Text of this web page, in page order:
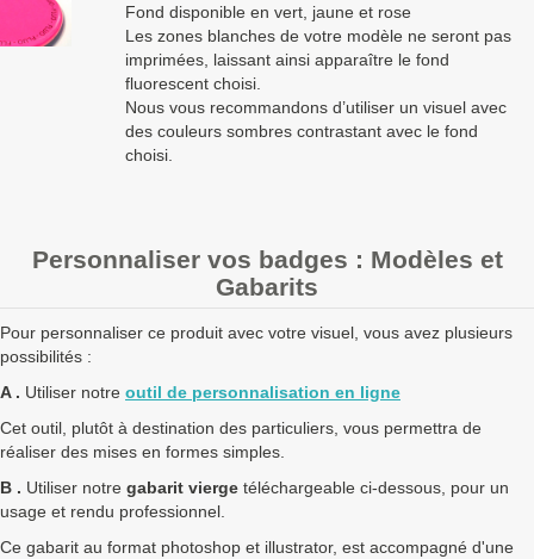
Fond disponible en vert, jaune et rose
Les zones blanches de votre modèle ne seront pas
imprimées, laissant ainsi apparaître le fond
fluorescent choisi.
Nous vous recommandons d’utiliser un visuel avec
des couleurs sombres contrastant avec le fond
choisi.
Personnaliser vos badges : Modèles et
Gabarits
Pour personnaliser ce produit avec votre visuel, vous avez plusieurs
possibilités :
A . Utiliser notre outil de personnalisation en ligne
Cet outil, plutôt à destination des particuliers, vous permettra de
réaliser des mises en formes simples.
B . Utiliser notre gabarit vierge téléchargeable ci-dessous, pour un
usage et rendu professionnel.
Ce gabarit au format photoshop et illustrator, est accompagné d'une